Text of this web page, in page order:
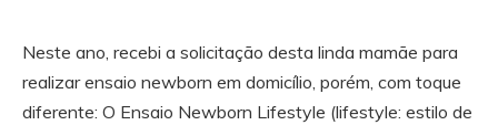
Neste ano, recebi a solicitação desta linda mamãe para
realizar ensaio newborn em domicílio, porém, com toque
diferente: O Ensaio Newborn Lifestyle (lifestyle: estilo de